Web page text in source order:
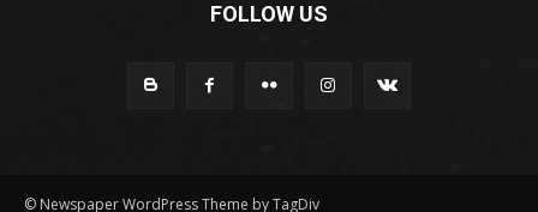
FOLLOW US
© Newspaper WordPress Theme by TagDiv